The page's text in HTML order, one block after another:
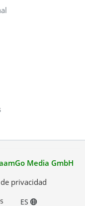
Media GmbH
privacidad
ES